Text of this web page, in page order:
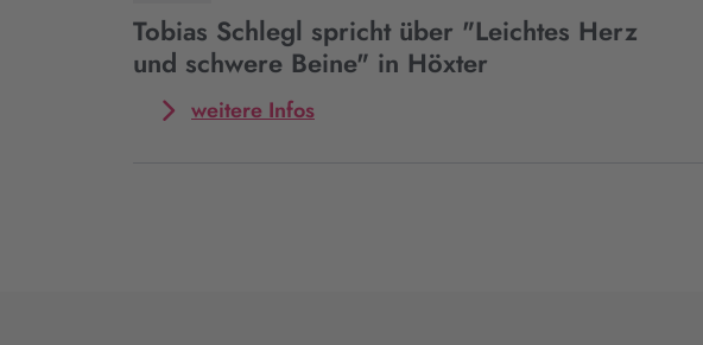
spricht
über
"Leichtes
Tobias Schlegl spricht über "Leichtes Herz
und schwere Beine" in Höxter
weitere InfosMehr